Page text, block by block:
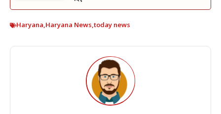
Haryana,Haryana News,today news